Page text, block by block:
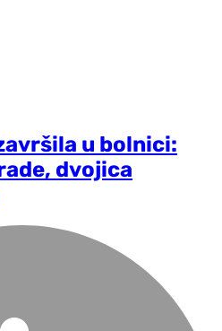
u bolnici:
dvojica